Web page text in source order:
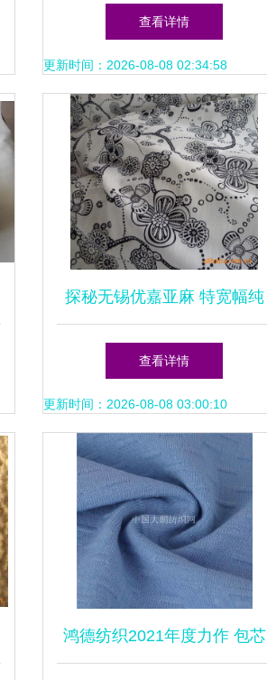
针织品系列概览
查看详情
更新时间：2026-08-08 02:34:58
探秘无锡优嘉亚麻 特宽幅纯
亚麻床单面料的独特魅力
查看详情
更新时间：2026-08-08 03:00:10
鸿德纺织2021年度力作 包芯